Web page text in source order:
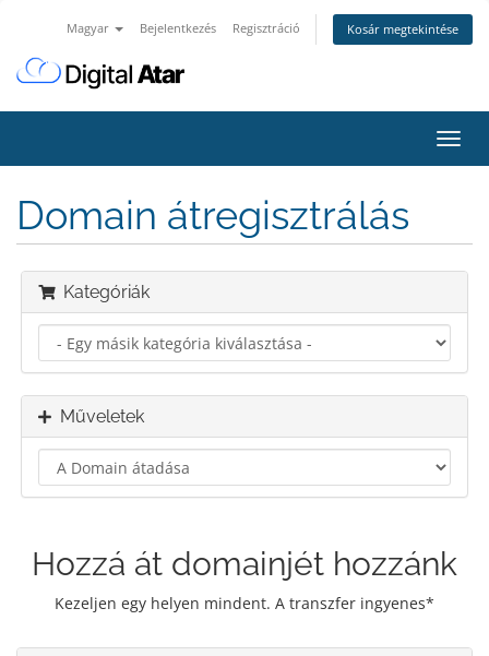
Magyar Bejelentkezés Regisztráció Kosár megtekintése
a
Domain átregisztrálás
Kategóriák
Műveletek
Hozzá át domainjét hozzánk
Kezeljen egy helyen mindent. A transzfer ingyenes*